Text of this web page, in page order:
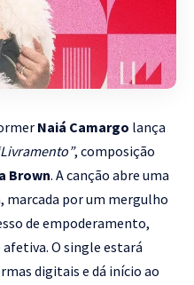
Naiá Camargo lança
, composição
Brown. A canção abre uma
marcada por um mergulho
de empoderamento,
O single estará
digitais e dá início ao